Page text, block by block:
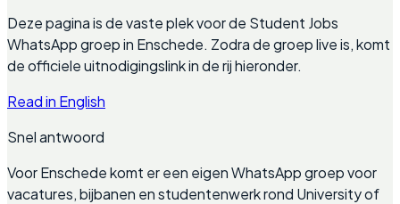
Deze pagina is de vaste plek voor de Student Jobs
WhatsApp groep in Enschede. Zodra de groep live is, komt
de officiele uitnodigingslink in de rij hieronder.
Read in English
Snel antwoord
Voor Enschede komt er een eigen WhatsApp groep voor
vacatures, bijbanen en studentenwerk rond University of